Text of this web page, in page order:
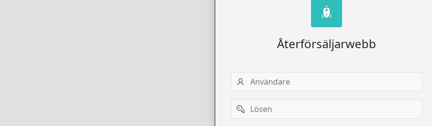
Återförsäljarwebb
Användare
Password